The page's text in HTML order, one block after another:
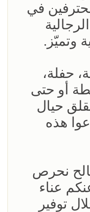
في
وتميّز.
حفلة،
أو حتى
حيال
هذه
نحرص
عناء
توفير